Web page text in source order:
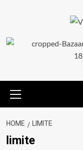
HOME LIMITE
limite